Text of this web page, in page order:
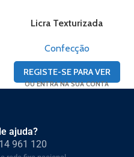
Licra Texturizada
Confecção
REGISTE-SE PARA VER
OU ENTRA NA SUA CONTA
ajuda?
961 120